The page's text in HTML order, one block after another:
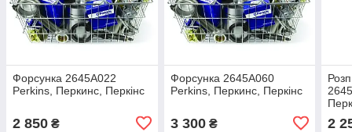
Форсунка 2645A022
Perkins, Перкинс, Перкінс
2 850 ₴
Форсунка 2645A060
Perkins, Перкинс, Перкінс
3 300₴ 2